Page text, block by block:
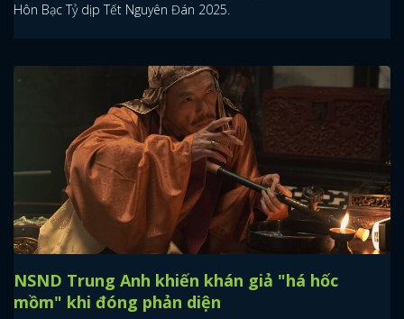
Hôn Bạc Tỷ dịp Tết Nguyên Đán 2025.
NSND Trung Anh khiến khán giả "há hốc
mồm" khi đóng phản diện